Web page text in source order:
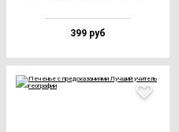
399 руб